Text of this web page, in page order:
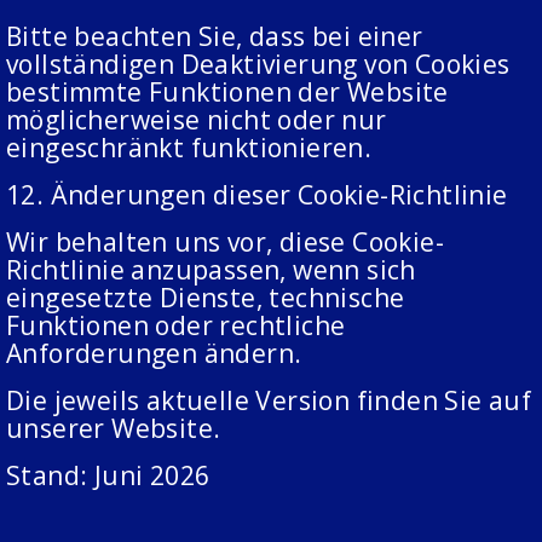
Bitte beachten Sie, dass bei einer
vollständigen Deaktivierung von Cookies
bestimmte Funktionen der Website
möglicherweise nicht oder nur
eingeschränkt funktionieren.
12. Änderungen dieser Cookie-Richtlinie
Wir behalten uns vor, diese Cookie-
Richtlinie anzupassen, wenn sich
eingesetzte Dienste, technische
Funktionen oder rechtliche
Anforderungen ändern.
Die jeweils aktuelle Version finden Sie auf
unserer Website.
Stand: Juni 2026